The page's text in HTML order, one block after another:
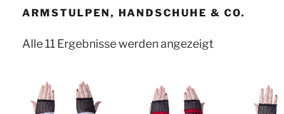
ARMSTULPEN, HANDSCHUHE & CO.
Alle 11 Ergebnisse werden angezeigt